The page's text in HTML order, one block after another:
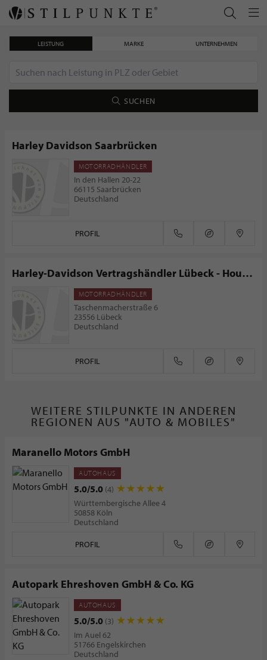
Marian Boote - ein elektrisierendes Erlebnis
LEISTUNG MARKE UNTERNEHMEN
SUCHEN
Harley Davidson Saarbrücken
MOTORRADHÄNDLER
In den Hallen 20-22
66115 Saarbrücken
Deutschland
PROFIL
Harley-Davidson Vertragshändler Lübeck - House
Of Thunder American Bikes GmbH
MOTORRADHÄNDLER
Taschenmacherstraße 6
23556 Lübeck
Deutschland
PROFIL
WEITERE STILPUNKTE IN ANDEREN
REGIONEN AUS "AUTO & MOBILES"
Maranello Motors GmbH
AUTOHAUS
5.0/5.0 (4)
Württembergische Allee 4
50858 Köln
Deutschland
PROFIL
Autopark Ehreshoven GmbH & Co. KG
AUTOHAUS
5.0/5.0 (3)
Im Auel 62
51766 Engelskirchen
Deutschland